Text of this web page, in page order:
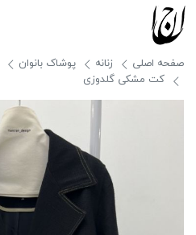
صفحه اصلی زنانه پوشاک بانوان
کت مشکی گلدوزی